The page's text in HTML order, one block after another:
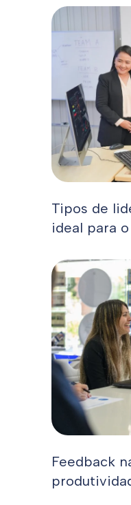
Tipos de
ideal para
Feedback